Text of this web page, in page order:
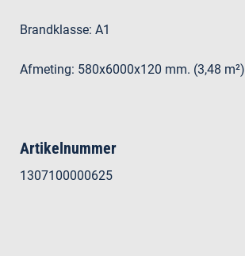
Brandklasse: A1
Afmeting: 580x6000x120 mm. (3,48 m²)
Artikelnummer
1307100000625